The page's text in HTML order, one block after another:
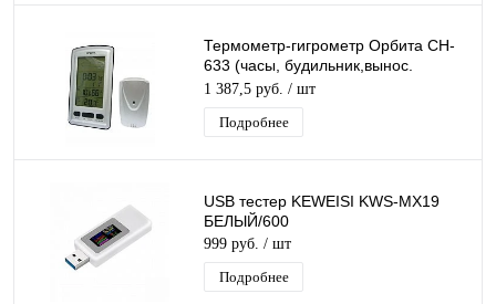
Термометр-гигрометр Орбита CH-
633 (часы, будильник,вынос.
датч)/60
1 387,5 руб. / шт
Подробнее
USB тестер KEWEISI KWS-MX19
БЕЛЫЙ/600
999 руб. / шт
Подробнее